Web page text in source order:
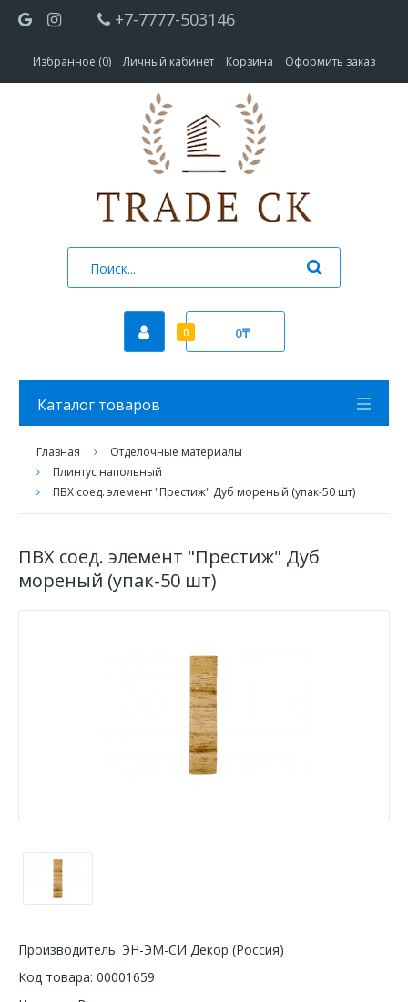
+7-7777-503146
Избранное (0) Личный кабинет Корзина Оформить заказ
0 0₸
Каталог товаров
Главная
Отделочные материалы
Плинтус напольный
ПВХ соед. элемент "Престиж" Дуб мореный (упак-50 шт)
ПВХ соед. элемент "Престиж" Дуб
мореный (упак-50 шт)
Производитель: ЭН-ЭМ-СИ Декор (Россия)
Код товара: 00001659